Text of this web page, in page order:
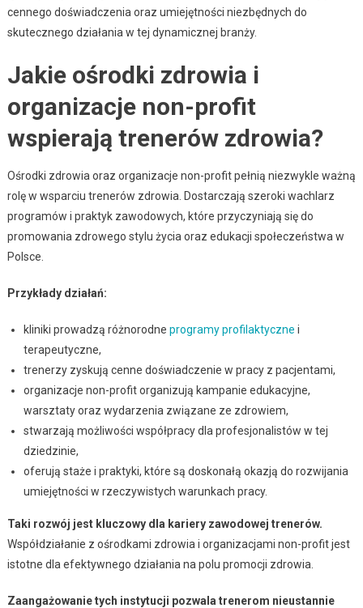
cennego doświadczenia oraz umiejętności niezbędnych do
skutecznego działania w tej dynamicznej branży.
Jakie ośrodki zdrowia i
organizacje non-profit
wspierają trenerów zdrowia?
Ośrodki zdrowia oraz organizacje non-profit pełnią niezwykle ważną
rolę w wsparciu trenerów zdrowia. Dostarczają szeroki wachlarz
programów i praktyk zawodowych, które przyczyniają się do
promowania zdrowego stylu życia oraz edukacji społeczeństwa w
Polsce.
Przykłady działań:
kliniki prowadzą różnorodne programy profilaktyczne i
terapeutyczne,
trenerzy zyskują cenne doświadczenie w pracy z pacjentami,
organizacje non-profit organizują kampanie edukacyjne,
warsztaty oraz wydarzenia związane ze zdrowiem,
stwarzają możliwości współpracy dla profesjonalistów w tej
dziedzinie,
oferują staże i praktyki, które są doskonałą okazją do rozwijania
umiejętności w rzeczywistych warunkach pracy.
Taki rozwój jest kluczowy dla kariery zawodowej trenerów.
Współdziałanie z ośrodkami zdrowia i organizacjami non-profit jest
istotne dla efektywnego działania na polu promocji zdrowia.
Zaangażowanie tych instytucji pozwala trenerom nieustannie